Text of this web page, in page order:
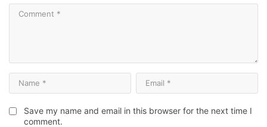
Save my name and email in this browser for the next time I
comment.